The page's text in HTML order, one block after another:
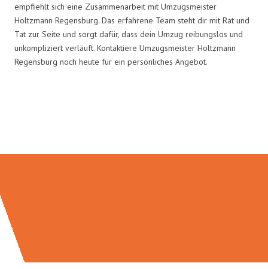
empfiehlt sich eine Zusammenarbeit mit Umzugsmeister
Holtzmann Regensburg. Das erfahrene Team steht dir mit Rat und
Tat zur Seite und sorgt dafür, dass dein Umzug reibungslos und
unkompliziert verläuft. Kontaktiere Umzugsmeister Holtzmann
Regensburg noch heute für ein persönliches Angebot.